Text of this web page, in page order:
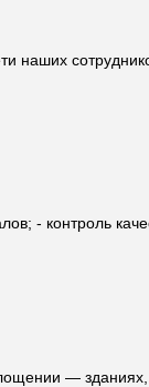
наших
- контроль
— зданиях,